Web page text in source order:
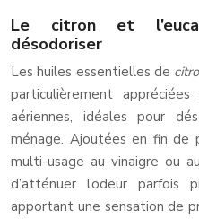
Le citron et
désodoriser
Les huiles essentielles de
particulièrement
aériennes, idéales pour
ménage. Ajoutées en fin de
multi-usage au vinaigre ou
d’atténuer l’odeur
apportant une sensation de